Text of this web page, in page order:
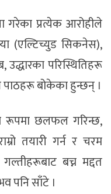
गरेका प्रत्येक आरोहीले
(एल्टिच्युड सिकनेस),
परिस्थितिहरू
पाठहरू बोकेका हुन्छन् ।
रूपमा छलफल गरिन्छ,
तयारी गर्न र चरम
बच्न मद्दत
पनि साँटे ।